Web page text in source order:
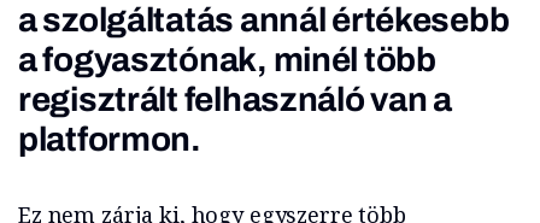
a szolgáltatás annál értékesebb
a fogyasztónak, minél több
regisztrált felhasználó van a
platformon.
Ez nem zárja ki, hogy egyszerre több